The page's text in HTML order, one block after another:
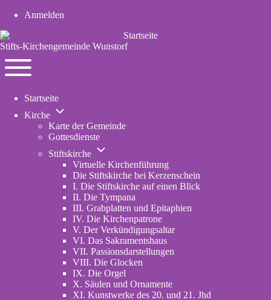
User
account
menu
Anmelden
Stifts-Kirchengemeinde Wunstorf
Navigation
main
Startseite
Kirche
Unternavigation
Kirche
Karte der Gemeinde
Gottesdienste
Stiftskirche
Unternavigation
Stiftskirche
Virtuelle Kirchenführung
Die Stiftskirche bei Kerzenschein
I. Die Stiftskirche auf einen Blick
II. Die Tympana
III. Grabplatten und Epitaphien
IV. Die Kirchenpatrone
V. Der Verkündigungsaltar
VI. Das Sakramentshaus
VII. Passionsdarstellungen
VIII. Die Glocken
IX. Die Orgel
X. Säulen und Ornamente
XI. Kunstwerke des 20. und 21. Jhd